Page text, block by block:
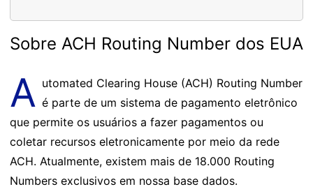
Sobre ACH Routing Number dos EUA
A utomated Clearing House (ACH) Routing Number
é parte de um sistema de pagamento eletrônico
que permite os usuários a fazer pagamentos ou
coletar recursos eletronicamente por meio da rede
ACH. Atualmente, existem mais de 18.000 Routing
Numbers exclusivos em nossa base dados.